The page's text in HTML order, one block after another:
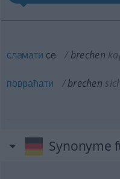
сламати се brechen
повраћати brechen
Synonyme